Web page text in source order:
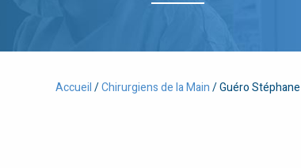
Accueil/Chirurgiens de la Main/Guéro Stéphane